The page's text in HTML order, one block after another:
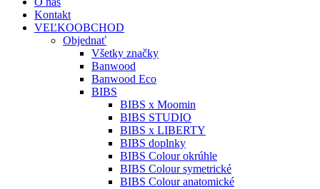
Kontakt
VEĽKOOBCHOD
Objednať
Všetky značky
Banwood
Banwood Eco
BIBS
BIBS x Moomin
BIBS STUDIO
BIBS x LIBERTY
BIBS doplnky
BIBS Colour okrúhle
BIBS Colour symetrické
BIBS Colour anatomické